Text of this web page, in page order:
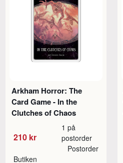
Arkham Horror: The
Card Game - In the
Clutches of Chaos
210 kr
1 på
postorder
Butiken
Postorder